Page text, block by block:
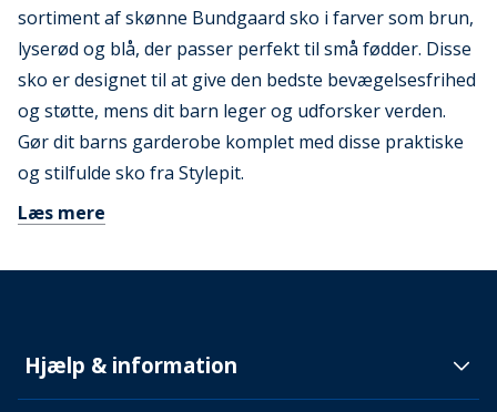
sortiment af skønne Bundgaard sko i farver som brun,
lyserød og blå, der passer perfekt til små fødder. Disse
sko er designet til at give den bedste bevægelsesfrihed
og støtte, mens dit barn leger og udforsker verden.
Gør dit barns garderobe komplet med disse praktiske
og stilfulde sko fra Stylepit.
Læs mere
Hjælp & information